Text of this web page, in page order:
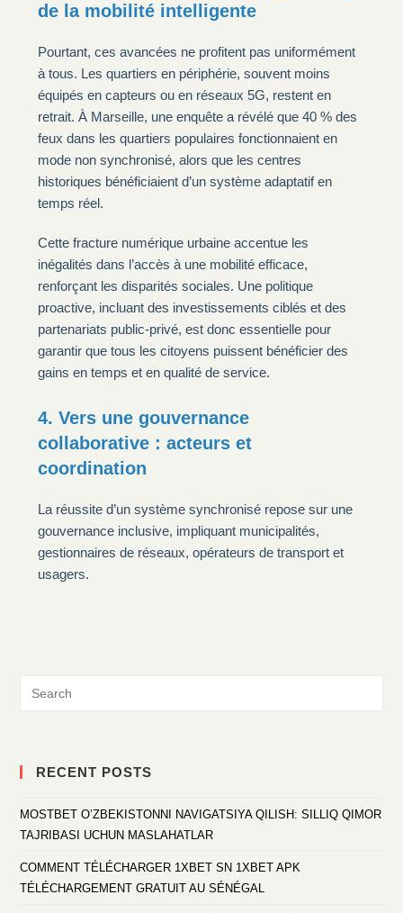
de la mobilité intelligente
Pourtant, ces avancées ne profitent pas uniformément
à tous. Les quartiers en périphérie, souvent moins
équipés en capteurs ou en réseaux 5G, restent en
retrait. À Marseille, une enquête a révélé que 40 % des
feux dans les quartiers populaires fonctionnaient en
mode non synchronisé, alors que les centres
historiques bénéficiaient d’un système adaptatif en
temps réel.
Cette fracture numérique urbaine accentue les
inégalités dans l’accès à une mobilité efficace,
renforçant les disparités sociales. Une politique
proactive, incluant des investissements ciblés et des
partenariats public-privé, est donc essentielle pour
garantir que tous les citoyens puissent bénéficier des
gains en temps et en qualité de service.
4. Vers une gouvernance
collaborative : acteurs et
coordination
La réussite d’un système synchronisé repose sur une
gouvernance inclusive, impliquant municipalités,
gestionnaires de réseaux, opérateurs de transport et
usagers.
RECENT POSTS
MOSTBET O’ZBEKISTONNI NAVIGATSIYA QILISH: SILLIQ QIMOR
TAJRIBASI UCHUN MASLAHATLAR
COMMENT TÉLÉCHARGER 1XBET SN 1XBET APK
TÉLÉCHARGEMENT GRATUIT AU SÉNÉGAL